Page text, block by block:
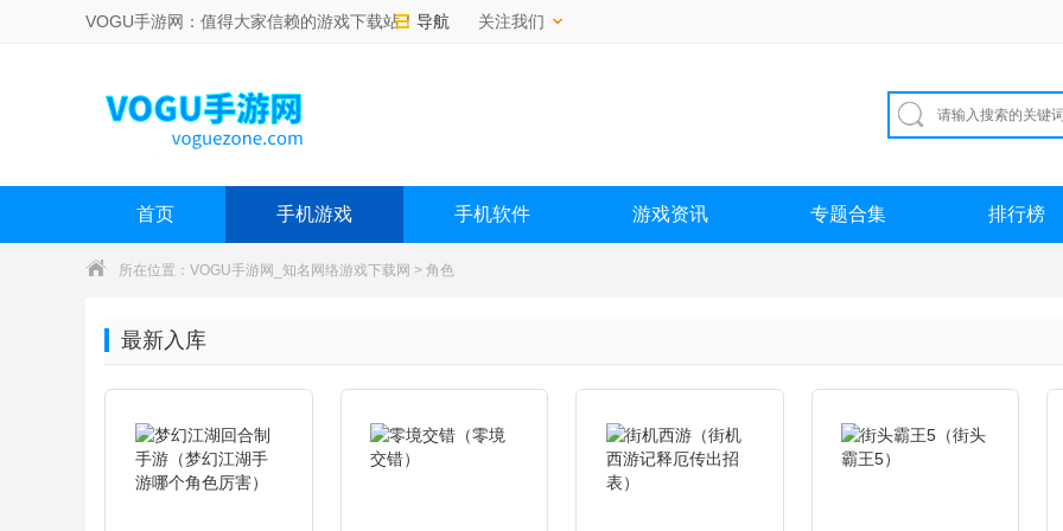
VOGU手游网：值得大家信赖的游戏下载站！ 导航 关注我们
首页 手机游戏 手机软件 游戏资讯 专题合集 排行榜
所在位置： VOGU手游网_知名网络游戏下载网 > 角色
最新入库